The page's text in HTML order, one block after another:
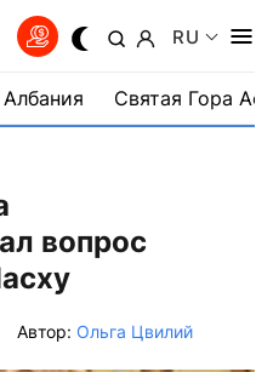
RU
Албания Святая Гора
вопрос
Автор: Ольга Цвилий